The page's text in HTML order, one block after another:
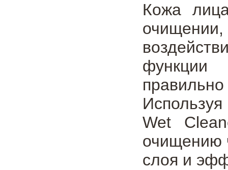
Кожа
функции
Wet
очищению
слоя и